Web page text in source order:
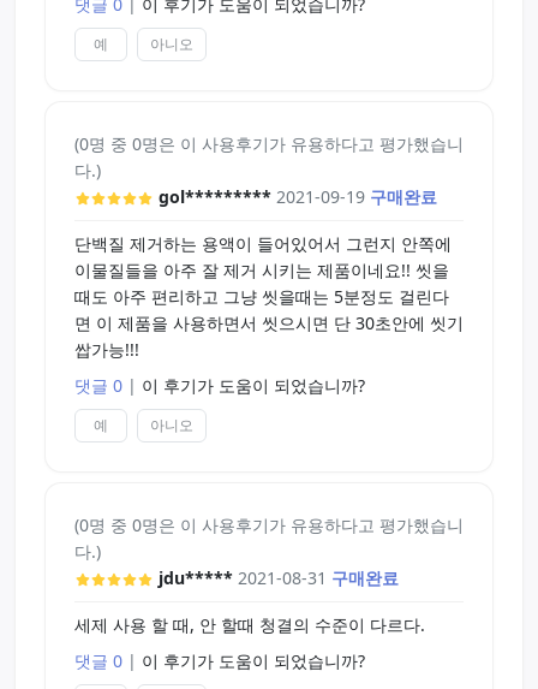
예 아니오
(0명 중 0명은 이 사용후기가 유용하다고 평가했습니
다.)
gol********* 2021-09-19 구매완료
단백질 제거하는 용액이 들어있어서 그런지 안쪽에
이물질들을 아주 잘 제거 시키는 제품이네요!! 씻을
때도 아주 편리하고 그냥 씻을때는 5분정도 걸린다
면 이 제품을 사용하면서 씻으시면 단 30초안에 씻기
쌉가능!!!
댓글 0 | 이 후기가 도움이 되었습니까?
예 아니오
(0명 중 0명은 이 사용후기가 유용하다고 평가했습니
다.)
jdu***** 2021-08-31 구매완료
세제 사용 할 때, 안 할때 청결의 수준이 다르다.
댓글 0 | 이 후기가 도움이 되었습니까?